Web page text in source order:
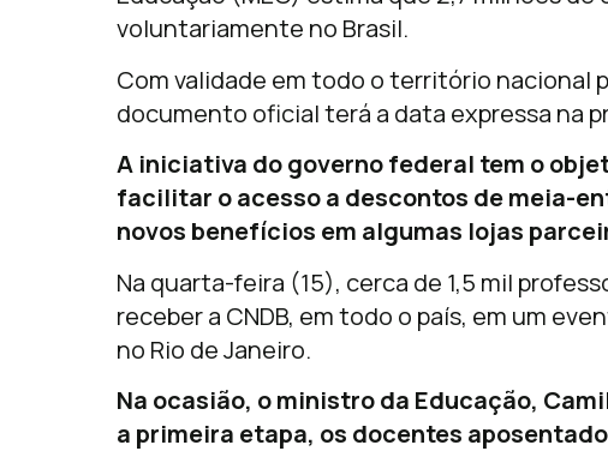
voluntariamente no Brasil.
Com validade em todo o território nacional
documento oficial terá a data expressa na
A iniciativa do governo federal tem o
facilitar o acesso a descontos de meia-
novos benefícios em algumas lojas
Na quarta-feira (15), cerca de 1,5 mil
receber a CNDB, em todo o país, em um
no Rio de Janeiro.
Na ocasião, o ministro da Educação,
a primeira etapa, os docentes